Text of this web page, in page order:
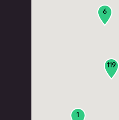
119
6
1